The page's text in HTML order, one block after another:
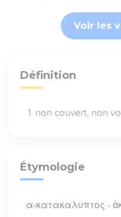
Voir les
Définition
non couvert, non
Étymologie
α-κατακαλυπτος -